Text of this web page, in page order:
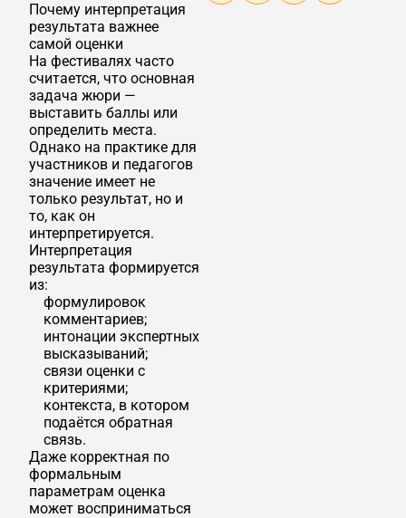
Почему интерпретация
результата важнее
самой оценки
На фестивалях часто
считается, что основная
задача жюри —
выставить баллы или
определить места.
Однако на практике для
участников и педагогов
значение имеет не
только результат, но и
то, как он
интерпретируется.
Интерпретация
результата формируется
из:
формулировок
комментариев;
интонации экспертных
высказываний;
связи оценки с
критериями;
контекста, в котором
подаётся обратная
связь.
Даже корректная по
формальным
параметрам оценка
может восприниматься